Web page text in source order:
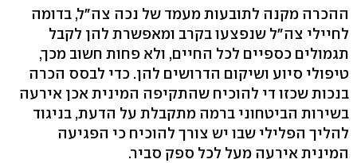
ההכרה מקנה לתובעות מעמד של נכה צה"ל, בדומה
לחיילי צה"ל שנפצעו בקרב ומאפשרת להן לקבל
תגמולים כספיים לכל החיים, ולא פחות חשוב מכך,
טיפולי סיוע ושיקום הדרושים להן. כדי לבסס הכרה
בנכות שכזו די להוכיח שהתקיפה המינית אכן אירעה
בשירות הביטחוני ברמה מתקבלת על הדעת, בניגוד
להליך הפלילי שבו יש צורך להוכיח כי הפגיעה
המינית אירעה מעל לכל ספק סביר.